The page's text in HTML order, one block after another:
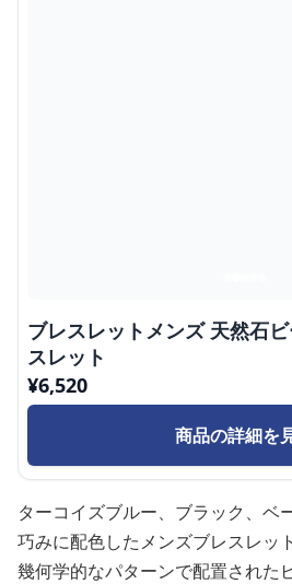
ブレスレットメンズ 天然石
スレット
¥6,520
商品の詳細を
ターコイズブルー、ブラック、ベ
巧みに配色したメンズブレスレッ
幾何学的なパターンで配置された